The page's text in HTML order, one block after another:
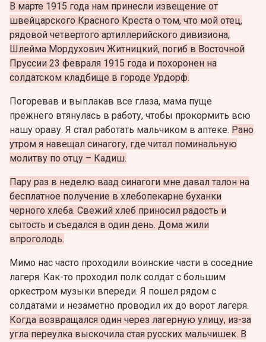
В марте 1915 года нам принесли извещение от
швейцарского Красного Креста о том, что мой отец,
рядовой четвертого артиллерийского дивизиона,
Шлейма Мордухович Житницкий, погиб в Восточной
Пруссии 23 февраля 1915 года и похоронен на
солдатском кладбище в городе Урдорф.
Погоревав и выплакав все глаза, мама пуще
прежнего втянулась в работу, чтобы прокормить всю
нашу ораву. Я стал работать мальчиком в аптеке. Рано
утром я навещал синагогу, где читал поминальную
молитву по отцу – Кадиш.
Пару раз в неделю ваад синагоги мне давал талон на
бесплатное получение в хлебопекарне буханки
черного хлеба. Свежий хлеб приносил радость и
сытость и съедался в один день. Дома жили
впроголодь.
Мимо нас часто проходили воинские части в соседние
лагеря. Как-то проходил полк солдат с большим
оркестром музыки впереди. Я пошел рядом с
солдатами и незаметно проводил их до ворот лагеря.
Когда возвращался один через лагерную улицу, из-за
угла переулка выскочила стая русских мальчишек. В